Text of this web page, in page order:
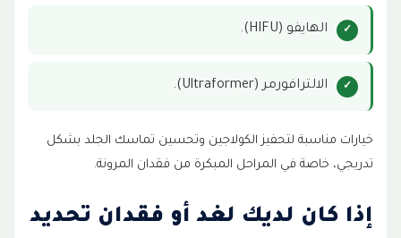
الهايفو (HIFU).
الالترافورمر (Ultraformer).
خيارات مناسبة لتحفيز الكولاجين وتحسين تماسك الجلد بشكل
تدريجي، خاصة في المراحل المبكرة من فقدان المرونة.
إذا كان لديك لغد أو فقدان تحديد